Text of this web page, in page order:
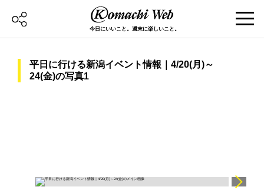
今日にいいこと。週末に楽しいこと。
平日に行ける新潟イベント情報｜4/20(月)～
24(金)の写真1